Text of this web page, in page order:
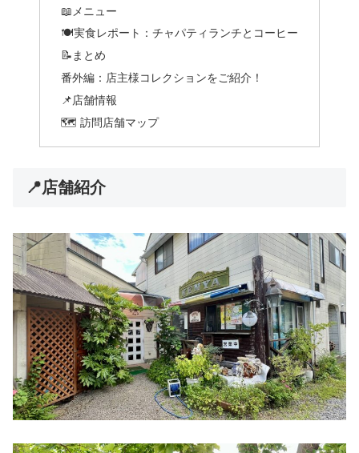
📖メニュー
🍽️実食レポート：チャパティランチとコーヒー
📝まとめ
番外編：店主様コレクションをご紹介！
📌店舗情報
🗺️ 訪問店舗マップ
📍店舗紹介